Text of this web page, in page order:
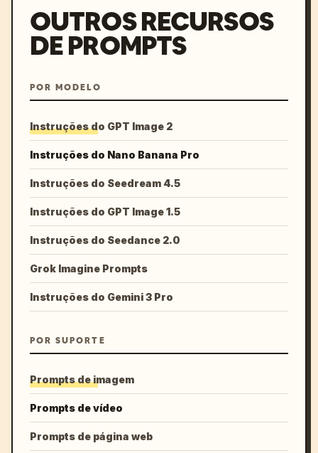
OUTROS RECURSOS
DE PROMPTS
POR MODELO
Instruções do GPT Image 2
Instruções do Nano Banana Pro
Instruções do Seedream 4.5
Instruções do GPT Image 1.5
Instruções do Seedance 2.0
Grok Imagine Prompts
Instruções do Gemini 3 Pro
POR SUPORTE
Prompts de imagem
Prompts de vídeo
Prompts de página web